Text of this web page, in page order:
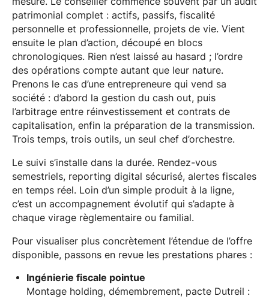
patrimonial complet : actifs, passifs, fiscalité
personnelle et professionnelle, projets de vie. Vient
ensuite le plan d’action, découpé en blocs
chronologiques. Rien n’est laissé au hasard ; l’ordre
des opérations compte autant que leur nature.
Prenons le cas d’une entrepreneure qui vend sa
société : d’abord la gestion du cash out, puis
l’arbitrage entre réinvestissement et contrats de
capitalisation, enfin la préparation de la transmission.
Trois temps, trois outils, un seul chef d’orchestre.
Le suivi s’installe dans la durée. Rendez-vous
semestriels, reporting digital sécurisé, alertes fiscales
en temps réel. Loin d’un simple produit à la ligne,
c’est un accompagnement évolutif qui s’adapte à
chaque virage règlementaire ou familial.
Pour visualiser plus concrètement l’étendue de l’offre
disponible, passons en revue les prestations phares :
Ingénierie fiscale pointue
Montage holding, démembrement, pacte Dutreil :